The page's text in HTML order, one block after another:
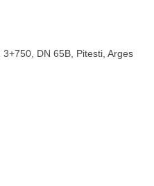
DN 65B, Pitesti, Arges